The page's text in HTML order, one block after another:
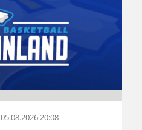
05.08.2026 20:08